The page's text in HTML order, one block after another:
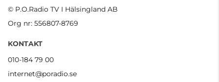
© P.O.Radio TV I Hälsingland AB
Org nr: 556807-8769
KONTAKT
010-184 79 00
internet@poradio.se